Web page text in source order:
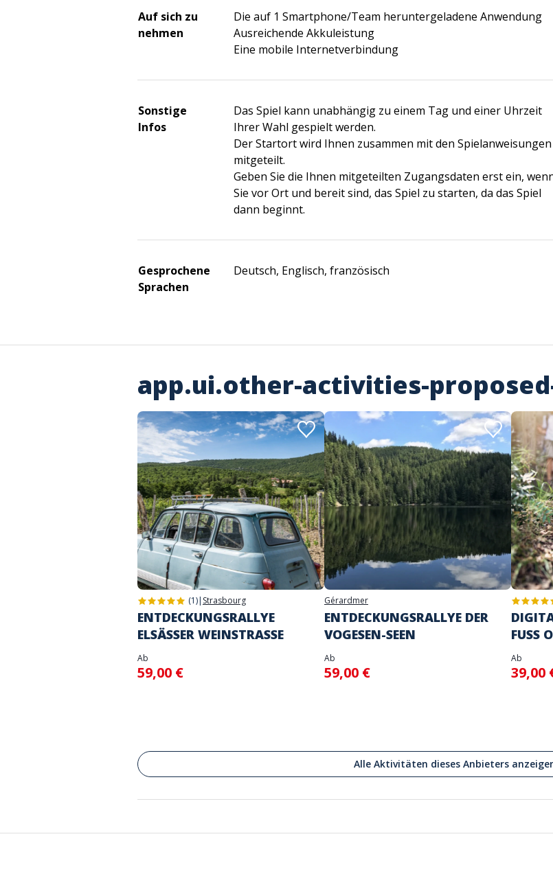
Auf sich zu
nehmen
Die auf 1 Smartphone/Team heruntergeladene Anwendung
Ausreichende Akkuleistung
Eine mobile Internetverbindung
Sonstige
Infos
Das Spiel kann unabhängig zu einem Tag und einer Uhrzeit
Ihrer Wahl gespielt werden.
Der Startort wird Ihnen zusammen mit den Spielanweisungen
mitgeteilt.
Geben Sie die Ihnen mitgeteilten Zugangsdaten erst ein,
Sie vor Ort und bereit sind, das Spiel zu starten, da das Spiel
dann beginnt.
Gesprochene
Sprachen
Deutsch, Englisch, französisch
app.ui.other-activities-
(1)| Strasbourg
ENTDECKUNGSRALLYE
ELSÄSSER WEINSTRASSE
Ab
59,00 €
Gérardmer
ENTDECKUNGSRALLYE DER
VOGESEN-SEEN
Ab
59,00 €
FUSS
Ab
39,00
Alle Aktivitäten dieses Anbieters